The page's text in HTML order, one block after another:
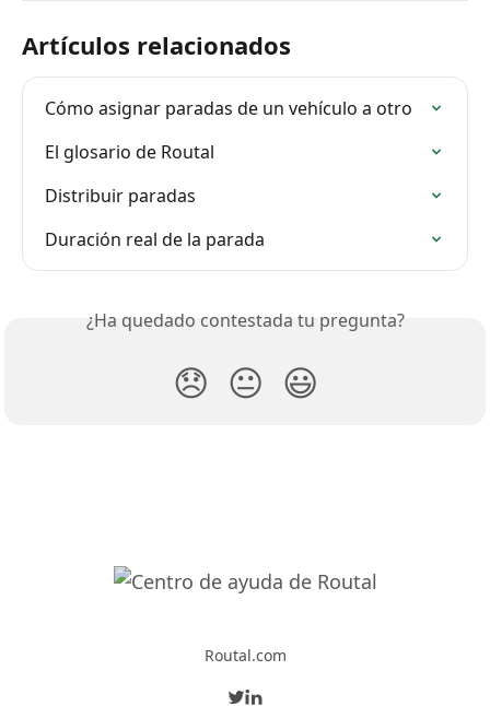
Artículos relacionados
Cómo asignar paradas de un vehículo a otro
El glosario de Routal
Distribuir paradas
Duración real de la parada
¿Ha quedado contestada tu pregunta?
😞 😐 😃
Routal.com